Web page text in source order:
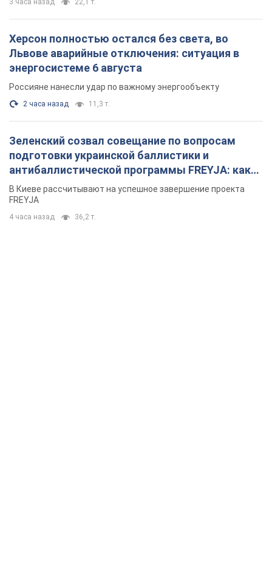
3 часа назад 22,1 т.
Херсон полностью остался без света, во
Львове аварийные отключения: ситуация в
энергосистеме 6 августа
Россияне нанесли удар по важному энергообъекту
2 часа назад 11,3 т.
Зеленский созвал совещание по вопросам
подготовки украинской баллистики и
антибаллистической программы FREYJA: какие
решения готовятся
В Киеве рассчитывают на успешное завершение проекта
FREYJA
4 часа назад 36,2 т.